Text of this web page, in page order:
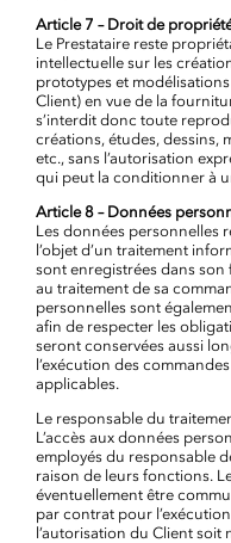
Article 7 – Droit de
Le Prestataire reste
intellectuelle sur les
prototypes et
Client) en vue de la
s’interdit donc toute
créations, études, dessins,
etc., sans l’autorisation
qui peut la conditionner à
Article 8 – Données
Les données personnelles
l’objet d’un traitement
sont enregistrées dans
au traitement de sa
personnelles sont
afin de respecter les
seront conservées aussi
l’exécution des
applicables.
Le responsable du
L’accès aux données
employés du responsable
raison de leurs fonctions.
éventuellement être
par contrat pour
l’autorisation du Client soit